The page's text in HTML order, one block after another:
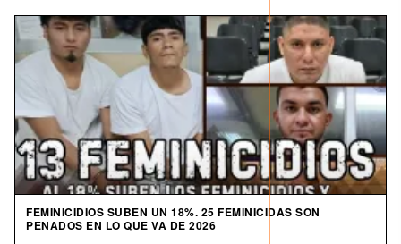
FEMINICIDIOS SUBEN UN 18%. 25 FEMINICIDAS SON
PENADOS EN LO QUE VA DE 2026